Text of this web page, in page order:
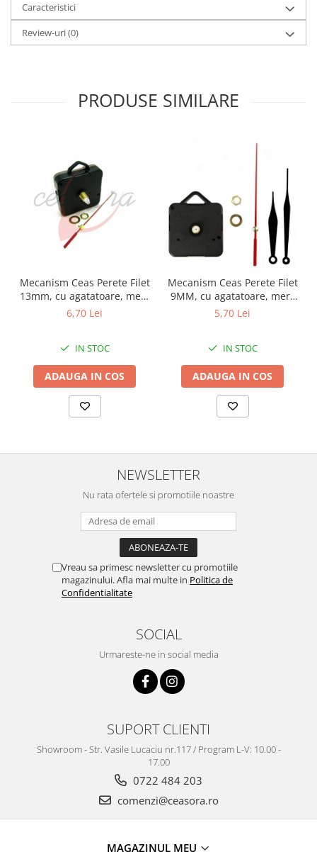
Caracteristici
Review-uri(0)
PRODUSE SIMILARE
Mecanism Ceas Perete Filet
13mm, cu agatatoare, mers
continuu, repere incluse
6,70 Lei
IN STOC
ADAUGA IN COS
Mecanism Ceas Perete Filet
9MM, cu agatatoare, mers
continuu, repere incluse
5,70 Lei
IN STOC
ADAUGA IN COS
NEWSLETTER
Nu rata ofertele si promotiile noastre
Vreau sa primesc newsletter cu promotiile
magazinului. Afla mai multe in Politica de
Confidentialitate
SOCIAL
Urmareste-ne in social media
SUPORT CLIENTI
Showroom - Str. Vasile Lucaciu nr.117 / Program L-V: 10.00 -
17.00
0722 484 203
comenzi@ceasora.ro
MAGAZINUL MEU